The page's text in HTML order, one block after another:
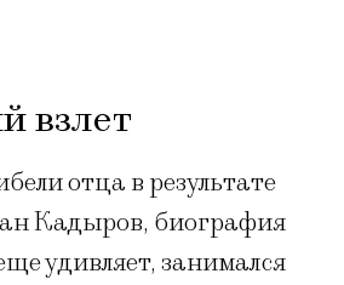
взлет
отца в результате
Кадыров, биография
удивляет, занимался